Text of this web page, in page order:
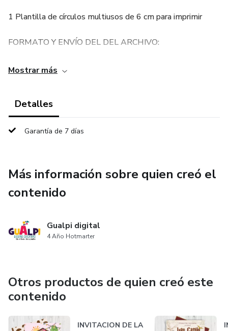
1 Plantilla de círculos multiusos de 6 cm para imprimir
FORMATO Y ENVÍO DEL DEL ARCHIVO:
invitación en formato PDF, COREL O PSD.
electrónico un mail de confirmación de compra.
previamente me estaré comunicando contigo por medio de
ES IMPORTANTE LLENAR TODOS LOS DATOS
de 2 a 4 días hábiles (lunes a viernes).
TODOS LOS PRODUCTOS AQUÍ MENCIONADOS SON
DIGITALES,
EL PRODUCTO NO SE ENVÍA IMPRESO.
Mostrar más
Detalles
Garantía de 7 días
Más información sobre quien creó el
contenido
Gualpi digital
4 Año Hotmarter
Otros productos de quien creó este
contenido
INVITACION DE LA